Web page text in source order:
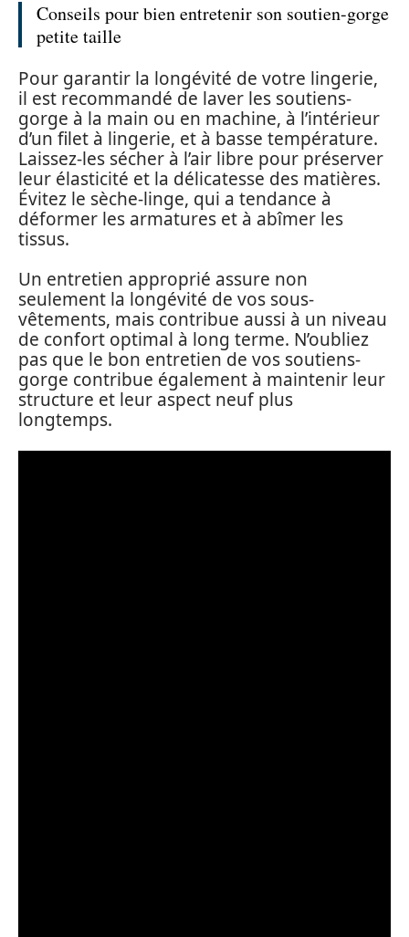
Conseils pour bien entretenir son soutien-gorge
petite taille
Pour garantir la longévité de votre lingerie,
il est recommandé de laver les soutiens-
gorge à la main ou en machine, à l’intérieur
d’un filet à lingerie, et à basse température.
Laissez-les sécher à l’air libre pour préserver
leur élasticité et la délicatesse des matières.
Évitez le sèche-linge, qui a tendance à
déformer les armatures et à abîmer les
tissus.
Un entretien approprié assure non
seulement la longévité de vos sous-
vêtements, mais contribue aussi à un niveau
de confort optimal à long terme. N’oubliez
pas que le bon entretien de vos soutiens-
gorge contribue également à maintenir leur
structure et leur aspect neuf plus
longtemps.